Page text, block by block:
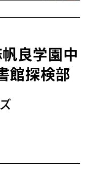
帆良学園中
館探検部